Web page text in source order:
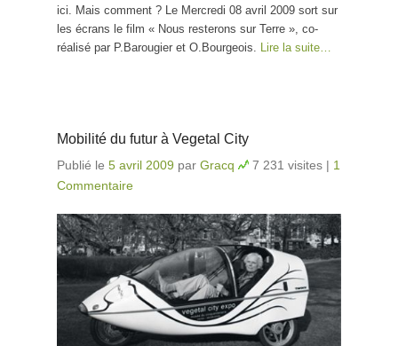
ici. Mais comment ? Le Mercredi 08 avril 2009 sort sur
les écrans le film « Nous resterons sur Terre », co-
réalisé par P.Barougier et O.Bourgeois. Lire la suite…
Mobilité du futur à Vegetal City
Publié le 5 avril 2009 par Gracq 7 231 visites | 1
Commentaire